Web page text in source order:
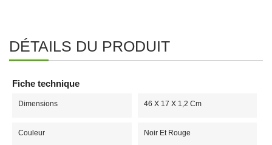
DÉTAILS DU PRODUIT
Fiche technique
Dimensions 46 X 17 X 1,2 Cm
Couleur Noir Et Rouge